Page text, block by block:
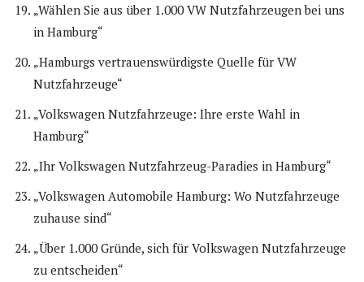
„Wählen Sie aus über 1.000 VW Nutzfahrzeugen bei uns
in Hamburg“
„Hamburgs vertrauenswürdigste Quelle für VW
Nutzfahrzeuge“
„Volkswagen Nutzfahrzeuge: Ihre erste Wahl in
Hamburg“
„Ihr Volkswagen Nutzfahrzeug-Paradies in Hamburg“
„Volkswagen Automobile Hamburg: Wo Nutzfahrzeuge
zuhause sind“
„Über 1.000 Gründe, sich für Volkswagen Nutzfahrzeuge
zu entscheiden“